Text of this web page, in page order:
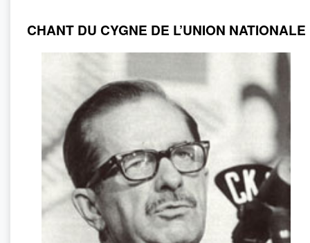
CHANT DU CYGNE DE L’UNION NATIONALE